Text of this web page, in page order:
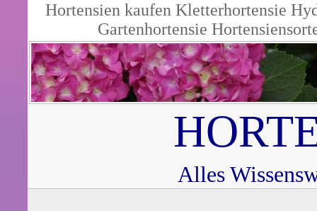
Hortensien kaufen Kletterhortensie
Gartenhortensie
Alles